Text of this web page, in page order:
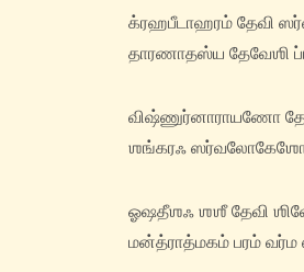
க்ரஹபீடாஹரம் தேவி
தாரணாதஸ்ய தேவேஶி
விஷ்ணுர்னாராயணோ
ஶங்கரஃ ஸர்வலோகேஶோ
ஓஷதீஶஃ ஶஶீ தேவி
மன்த்ராத்மகம் பரம் வர்ம